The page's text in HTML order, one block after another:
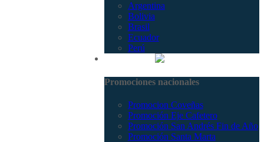
Argentina
Bolivia
Brasil
Ecuador
Perú
Promociones nacionales
Promocion Coveñas
Promoción Eje Cafetero
Promoción San Andrés Fin de Año
Promoción Santa Marta